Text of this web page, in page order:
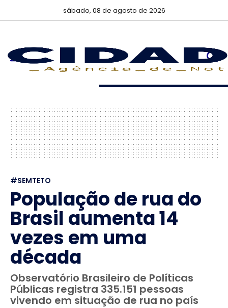
sábado, 08 de agosto de 2026
#SEMTETO
População de rua do
Brasil aumenta 14
vezes em uma
década
Observatório Brasileiro de Políticas
Públicas registra 335.151 pessoas
vivendo em situação de rua no país